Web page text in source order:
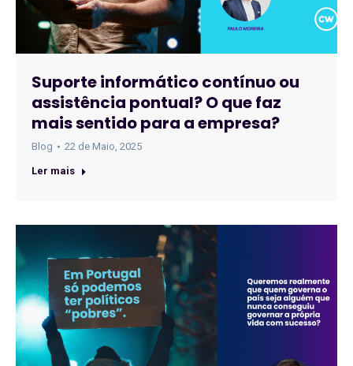
Suporte informático contínuo ou
assistência pontual? O que faz
mais sentido para a empresa?
Blog 22 de Maio, 2025
Ler mais